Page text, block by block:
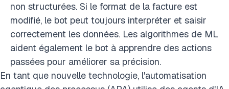
non structurées. Si le format de la facture est
modifié, le bot peut toujours interpréter et saisir
correctement les données. Les algorithmes de ML
aident également le bot à apprendre des actions
passées pour améliorer sa précision.
En tant que nouvelle technologie, l'automatisation